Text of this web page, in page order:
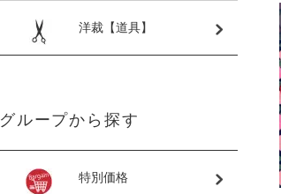
洋裁【道具】
グループから探す
特別価格